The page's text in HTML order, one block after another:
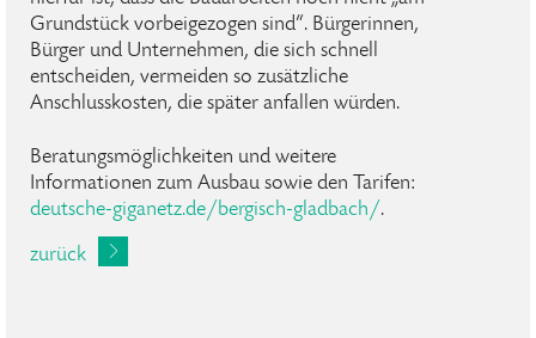
Grundstück vorbeigezogen sind“. Bürgerinnen,
Bürger und Unternehmen, die sich schnell
entscheiden, vermeiden so zusätzliche
Anschlusskosten, die später anfallen würden.
Beratungsmöglichkeiten und weitere
Informationen zum Ausbau sowie den Tarifen:
deutsche-giganetz.de/bergisch-gladbach/.
zurück